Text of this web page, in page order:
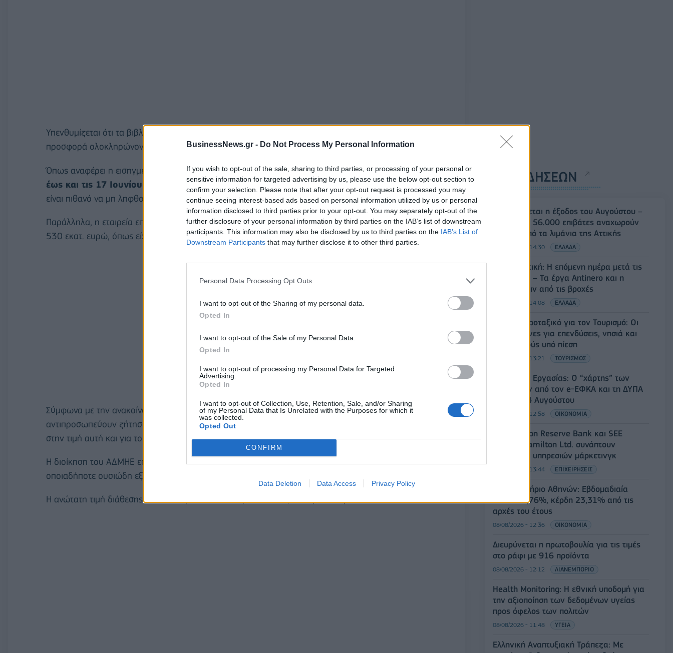
BusinessNews.gr - Do Not Process My Personal Information
If you wish to opt-out of the sale, sharing to third parties, or processing of your personal or
sensitive information for targeted advertising by us, please use the below opt-out section to
confirm your selection. Please note that after your opt-out request is processed you may
continue seeing interest-based ads based on personal information utilized by us or personal
information disclosed to third parties prior to your opt-out. You may separately opt-out of the
further disclosure of your personal information by third parties on the IAB’s list of downstream
participants. This information may also be disclosed by us to third parties on the IAB’s List of
Downstream Participants that may further disclose it to other third parties.
Personal Data Processing Opt Outs
I want to opt-out of the Sharing of my personal data.
Opted In
I want to opt-out of the Sale of my Personal Data.
Opted In
I want to opt-out of processing my Personal Data for Targeted
Advertising.
Opted In
I want to opt-out of Collection, Use, Retention, Sale, and/or Sharing
of my Personal Data that Is Unrelated with the Purposes for which it
was collected.
Opted Out
CONFIRM
Data Deletion Data Access Privacy Policy
Υπενθυμίζεται ότι τα βιβλία προσφορών τόσο για τη διεθνή όσο και για την εγχώρια δημόσια
προσφορά ολοκληρώνονται σήμερα στις 16:00.
Όπως αναφέρει η εισηγμένη,
λαμβάνοντας υπόψη την έντονη ζήτηση που είχε εκδηλωθεί
έως και τις 17 Ιουνίου 2026,
προσφορές σε τιμή χαμηλότερη των 4,05 ευρώ ανά νέα μετοχή
είναι πιθανό να μη ληφθούν υπόψη κατά τη διαδικασία κατανομής.
Παράλληλα, η εταιρεία επιβεβαιώνει ότι το στοχευόμενο μέγεθος της προσφοράς παραμένει στα
530 εκατ. ευρώ, όπως είχε αρχικά ανακοινωθεί.
Σύμφωνα με την ανακοίνωση, οι εντολές που είχαν κατατεθεί έως τις 17 Ιουνίου
αντιπροσωπεύουν ζήτηση πολλαπλάσια του αριθμού των νέων μετοχών που είναι διαθέσιμες
στην τιμή αυτή και για το συγκεκριμένο ύψος άντλησης κεφαλαίων.
Η διοίκηση του ΑΔΜΗΕ επισημαίνει ότι θα ενημερώσει έγκαιρα το επενδυτικό κοινό για
οποιαδήποτε ουσιώδη εξέλιξη προκύψει κατά τη διαδικασία της συνδυασμένης προσφοράς.
Η ανώτατη τιμή διάθεσης των νέων μετοχών έχει οριστεί στα 4,17 ευρώ ανά μετοχή.
ΡΟΗ ΕΙΔΗΣΕΩΝ
Κορυφώνεται η έξοδος του Αυγούστου –
Πάνω από 56.000 επιβάτες αναχωρούν
σήμερα από τα λιμάνια της Αττικής
08/08/2026 - 14:30 ΕΛΛΑΔΑ
Δυτική Αττική: Η επόμενη ημέρα μετά τις
πυρκαγιές – Τα έργα Antinero και η
«μάχη» πριν από τις βροχές
08/08/2026 - 14:08 ΕΛΛΑΔΑ
Ειδικό Χωροταξικό για τον Τουρισμό: Οι
νέοι κανόνες για επενδύσεις, νησιά και
προορισμούς υπό πίεση
08/08/2026 - 13:21 ΤΟΥΡΙΣΜΟΣ
Υπουργείο Εργασίας: Ο “χάρτης” των
πληρωμών από τον e-ΕΦΚΑ και τη ΔΥΠΑ
έως τις 14 Αυγούστου
08/08/2026 - 12:58 ΟΙΚΟΝΟΜΙΑ
Οι Hamilton Reserve Bank και SEE
Capital Hamilton Ltd. συνάπτουν
συμφωνία υπηρεσιών μάρκετινγκ
08/08/2026 - 13:44 ΕΠΙΧΕΙΡΗΣΕΙΣ
Χρηματιστήριο Αθηνών: Εβδομαδιαία
άνοδος 1,76%, κέρδη 23,31% από τις
αρχές του έτους
08/08/2026 - 12:36 ΟΙΚΟΝΟΜΙΑ
Διευρύνεται η πρωτοβουλία για τις τιμές
στο ράφι με 916 προϊόντα
08/08/2026 - 12:12 ΛΙΑΝΕΜΠΟΡΙΟ
Health Monitoring: Η εθνική υποδομή για
την αξιοποίηση των δεδομένων υγείας
προς όφελος των πολιτών
08/08/2026 - 11:48 ΥΓΕΙΑ
Ελληνική Αναπτυξιακή Τράπεζα: Με